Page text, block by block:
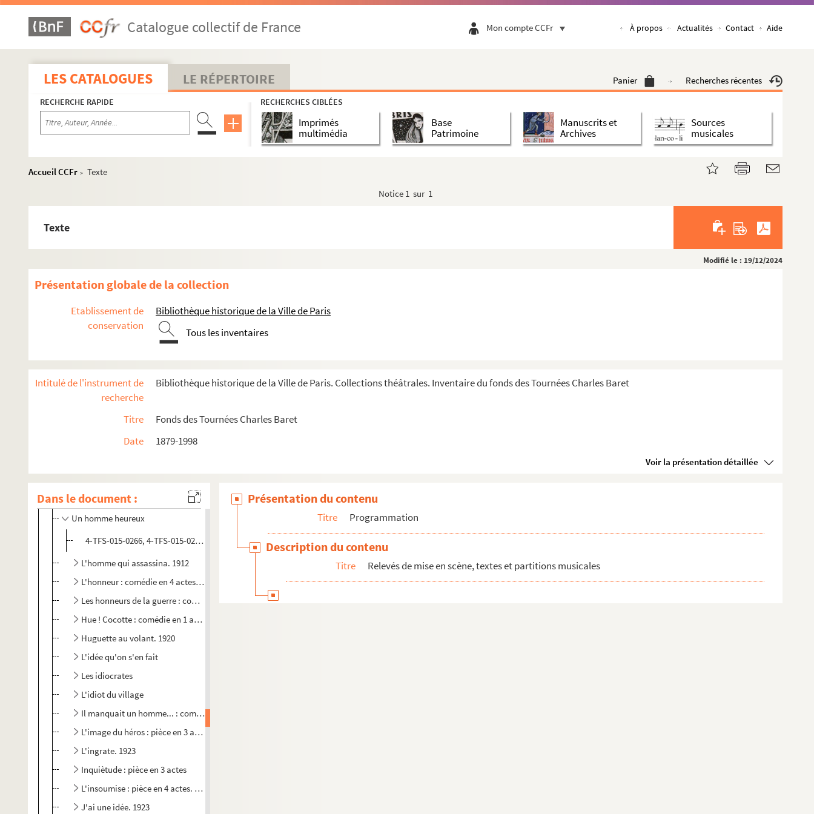
Catalogue collectif de France Mon compte CCFr À propos Actualités Contact Aide
LES CATALOGUES LE RÉPERTOIRE Panier Recherches récentes
RECHERCHE RAPIDE RECHERCHES CIBLÉES
Imprimés
multimédia
Base
Patrimoine
Manuscrits et
Archives
Sources
musicales
Accueil CCFr > Texte
Notice 1 sur 1
Texte
Modifié le : 19/12/2024
Présentation globale de la collection
Etablissement de
conservation
Bibliothèque historique de la Ville de Paris
Tous les inventaires
Intitulé de l'instrument de
recherche
Bibliothèque historique de la Ville de Paris. Collections théâtrales. Inventaire du fonds des Tournées Charles Baret
Titre
Fonds des Tournées Charles Baret
Date
1879-1998
Voir la présentation détaillée
Dans le document :
Les gagneurs. 1995
Gai... marions-nous ! : pièce en 3 actes. 1932
La galerie des glaces. 1924
La gamine : comédie en 4 actes. 1911
Le garçon d'appartement. 1980
La garçonnière. 1898
La griffe : pièce en 4 actes. 1906
Le grillon : comédie en 3 actes. 1904
La guêpe
La halte : 1 acte
Les hannetons : pièce en 3 actes. 1906
L'heure de la bergère : 3 actes. 1908
L'heure du berger. 1922
Heureuse ! : comédie en 3 actes. 1903
Homard à l'américaine : comédie en 3 actes. 1947
Un homme heureux
4-TFS-015-0266, 4-TFS-015-0267. Texte
L'homme qui assassina. 1912
L'honneur : comédie en 4 actes. 1901
Les honneurs de la guerre : comédie en 3 actes. 1913
Hue ! Cocotte : comédie en 1 acte
Huguette au volant. 1920
L'idée qu'on s'en fait
Les idiocrates
L'idiot du village
Il manquait un homme... : comédie en 3 actes. 1929
L'image du héros : pièce en 3 actes
L'ingrate. 1923
Inquiètude : pièce en 3 actes
L'insoumise : pièce en 4 actes. 1922
J'ai une idée. 1923
Présentation du contenu
Titre Programmation
Description du contenu
Titre Relevés de mise en scène, textes et partitions musicales